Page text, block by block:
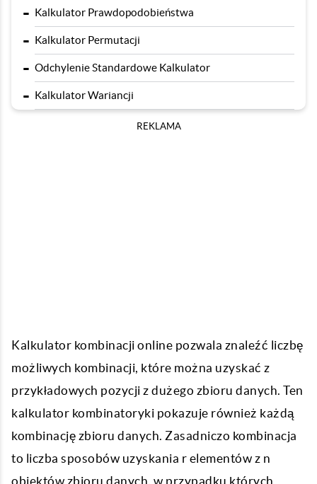
- Kalkulator Prawdopodobieństwa
- Kalkulator Permutacji
- Odchylenie Standardowe Kalkulator
- Kalkulator Wariancji
REKLAMA
Kalkulator kombinacji online pozwala znaleźć liczbę
możliwych kombinacji, które można uzyskać z
przykładowych pozycji z dużego zbioru danych. Ten
kalkulator kombinatoryki pokazuje również każdą
kombinację zbioru danych. Zasadniczo kombinacja
to liczba sposobów uzyskania r elementów z n
obiektów zbioru danych, w przypadku których